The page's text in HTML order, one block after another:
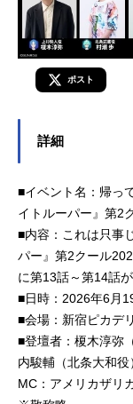
ポスト
詳細
■イベント名：帰っ
イトルーパー』第2
■内容：これは只事
パー』第2クール
に第13話～第14話
■日時：2026年6月
■会場：新宿ピカデ
■登壇者：榎木淳弥
内駿輔（北条大和
MC：アメリカザリ